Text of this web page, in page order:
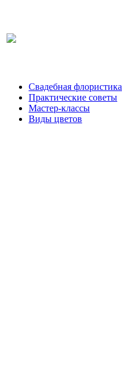
Свадебная флористика
Практические советы
Мастер-классы
Виды цветов